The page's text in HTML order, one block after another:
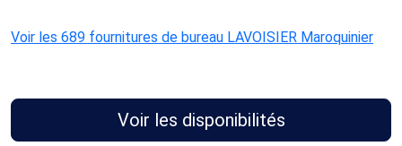
Voir les 689 fournitures de bureau LAVOISIER Maroquinier
Voir les disponibilités